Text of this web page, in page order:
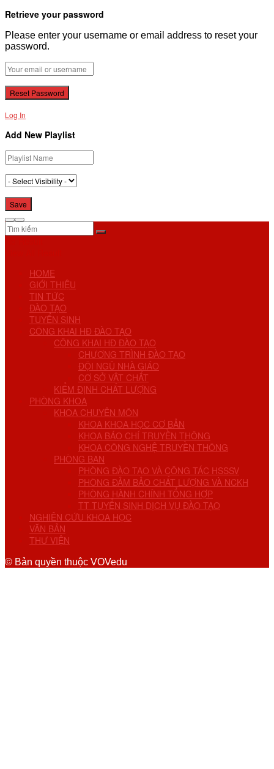
Retrieve your password
Please enter your username or email address to reset your
password.
Log In
Add New Playlist
HOME
GIỚI THIỆU
TIN TỨC
ĐÀO TẠO
TUYỂN SINH
CÔNG KHAI HĐ ĐÀO TẠO
CÔNG KHAI HĐ ĐÀO TẠO
CHƯƠNG TRÌNH ĐÀO TẠO
ĐỘI NGŨ NHÀ GIÁO
CƠ SỞ VẬT CHẤT
KIỂM ĐỊNH CHẤT LƯỢNG
PHÒNG KHOA
KHOA CHUYÊN MÔN
KHOA KHOA HỌC CƠ BẢN
KHOA BÁO CHÍ TRUYỀN THÔNG
KHOA CÔNG NGHỆ TRUYỀN THÔNG
PHÒNG BAN
PHÒNG ĐÀO TẠO VÀ CÔNG TÁC HSSSV
PHÒNG ĐẢM BẢO CHẤT LƯỢNG VÀ NCKH
PHÒNG HÀNH CHÍNH TỔNG HỢP
TT TUYỂN SINH DỊCH VỤ ĐÀO TẠO
NGHIÊN CỨU KHOA HỌC
VĂN BẢN
THƯ VIỆN
© Bản quyền thuộc VOVedu